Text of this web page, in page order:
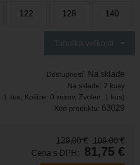
122 128 140
Dostupnosť: Na sklade
Na sklade: 2 kusy
1 kus, Košice: 0 kusov, Zvolen: 1 kus)
Kód produktu: 63029
129,00 € 109,00 €
Cena s DPH:
81,75 €